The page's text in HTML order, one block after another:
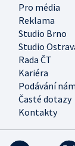
Pro média
Reklama
Studio Brno
Studio
Rada ČT
Kariéra
Podávání
Časté dotazy
Kontakty